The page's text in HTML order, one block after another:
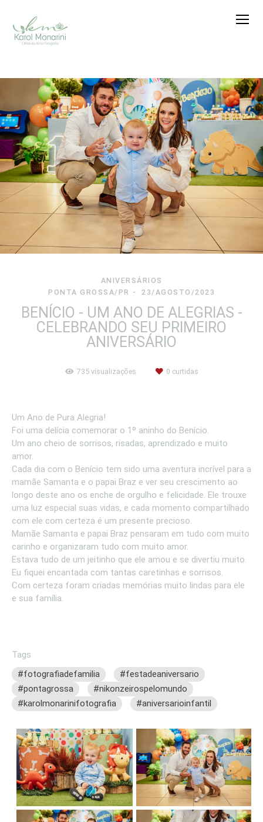
ANIVERSÁRIOS
PONTA GROSSA/PR
23/AGOSTO/2023
BENÍCIO - UM ANO DE ALEGRIAS -
CELEBRANDO SEU PRIMEIRO
ANIVERSÁRIO
735visualizações 0 curtidas
Um Ano de Pura Alegria!
Foi uma delícia comemorar o 1º aninho do Benício.
Um ano cheio de sorrisos, risadas, aprendizado e muito
amor.
Cada dia com o Benício tem sido uma aventura incrível para a
mamãe Samanta e o papai Braz e ver seu crescimento ao
longo deste ano os enche de orgulho e felicidade. Ele trouxe
uma luz especial suas vidas, e cada momento compartilhado
com ele com certeza é um presente precioso.
Mamãe Samanta e papai Braz pensaram em tudo com muito
carinho e organizaram tudo com muito amor.
Estava tudo de um jeitinho que ele amou e se divertiu muito.
Eu fiquei encantada com tantas caretinhas e sorrisos.
Com certeza foram criadas memórias muito lindas para ele
e sua família.
Tags
#fotografiadefamilia
#festadeaniversario
#pontagrossa
#nikonzeirospelomundo
#karolmonarinifotografia
#aniversarioinfantil